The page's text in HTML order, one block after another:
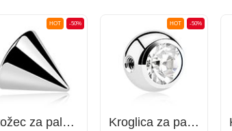
-50%
HOT
Stožec za palčke z navojem (kirurško jeklo, srebrn, sijoč zaključek)
-50%
HOT
Kroglica za palčke z navojem (kirurško jeklo, srebrna, sijoč zaključek) s/z Kristalni kamen